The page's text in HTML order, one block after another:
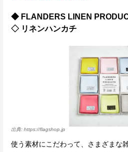
◆ FLANDERS LINEN
◇ リネンハンカチ
https://flagshop.jp
使う素材にこだわって、さまざまな